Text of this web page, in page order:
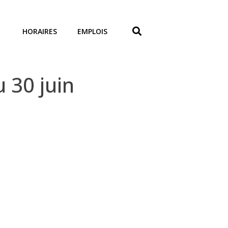
HORAIRES EMPLOIS
30 juin